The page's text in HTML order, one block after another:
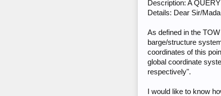
Description: A
Details: Dear Sir/
As defined in the
barge/structure
coordinates of this
global coordinate
respectively".
I would like to know